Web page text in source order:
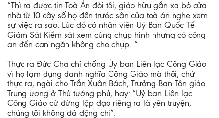
“Thì ra được tin Toà Án đòi tôi, giáo hữu gần xa bỏ cửa
nhà từ 10 cây số họ đến trước sân của toà án nghe xem
sự việc ra sao. Lúc đó có nhân viên Uỷ Ban Quốc Tế
Giám Sát Kiểm sát xem cùng chụp hình nhưng có công
an đến can ngăn không cho chụp...”
Thực ra Đức Cha chỉ chống Ủy ban Liên lạc Công Giáo
vì họ lạm dụng danh nghĩa Công Giáo mà thôi, chứ
thực ra, ngài cho Trần Xuân Bách, Trưởng Ban Tôn giáo
Trung ương ở Thủ tướng phủ, hay: “Uỷ ban Liên lạc
Công Giáo cứ đứng lập đạo riêng ra là yên truyện,
chúng tôi không đả động chi”.